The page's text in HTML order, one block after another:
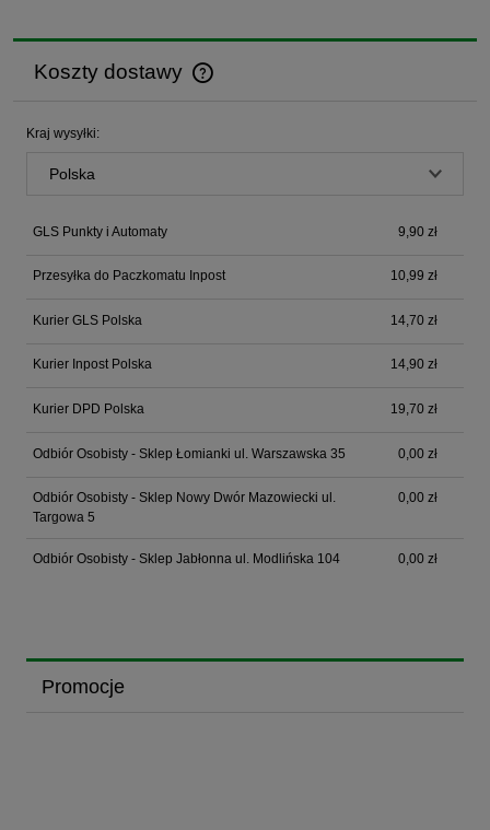
Koszty dostawy
Cena nie zawiera ewentualnych kosztów płatności
Kraj wysyłki:
GLS Punkty i Automaty 9,90 zł
Przesyłka do Paczkomatu Inpost 10,99 zł
Kurier GLS Polska 14,70 zł
Kurier Inpost Polska 14,90 zł
Kurier DPD Polska 19,70 zł
Odbiór Osobisty - Sklep Łomianki ul. Warszawska 35 0,00 zł
Odbiór Osobisty - Sklep Nowy Dwór Mazowiecki ul.
Targowa 5
0,00 zł
Odbiór Osobisty - Sklep Jabłonna ul. Modlińska 104 0,00 zł
Promocje